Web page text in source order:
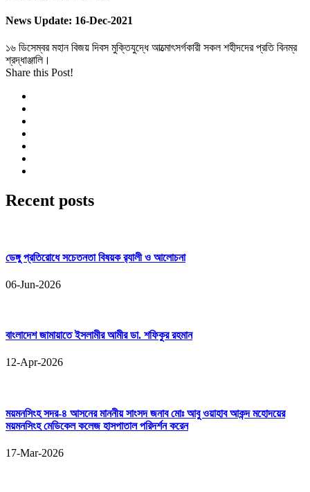
News Update: 16-Dec-2021
১৬ ডিসেম্বর মহান বিজয় দিবস মুক্তিযুদ্ধে আত্মোৎসর্গকারী সকল শহীদদের প্রতি বিনম্র
শ্রদ্ধাঞ্জালি।
Share this Post!
Recent posts
ডেঙ্গু প্রতিরোধে সচেতনতা বিষয়ক র‌্যালী ও আলোচনা
06-Jun-2026
বাংলাদেশ জামায়াতে ইসলামীর আমীর ডা. শফিকুর রহমান
12-Apr-2026
ময়মনসিংহ সদর-৪ আসনের মাননীয় সাংসদ জনাব মোঃ আবু ওয়াহাব আকন্দ মহোদয়ের
ময়মনসিংহ মেডিকেল কলেজ হাসপাতাল পরিদর্শন করেন
17-Mar-2026